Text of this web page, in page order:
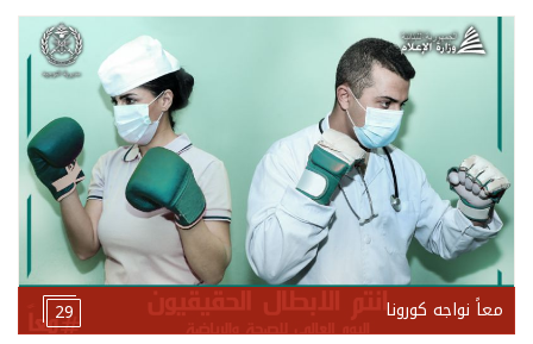
معاً نواجه كورونا 29